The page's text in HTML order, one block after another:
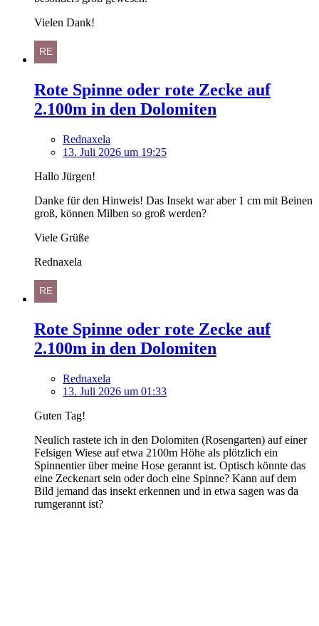
Vielen Dank!
Rote Spinne oder rote Zecke auf
2.100m in den Dolomiten
Rednaxela
13. Juli 2026 um 19:25
Hallo Jürgen!
Danke für den Hinweis! Das Insekt war aber 1 cm mit Beinen
groß, können Milben so groß werden?
Viele Grüße
Rednaxela
Rote Spinne oder rote Zecke auf
2.100m in den Dolomiten
Rednaxela
13. Juli 2026 um 01:33
Guten Tag!
Neulich rastete ich in den Dolomiten (Rosengarten) auf einer
Felsigen Wiese auf etwa 2100m Höhe als plötzlich ein
Spinnentier über meine Hose gerannt ist. Optisch könnte das
eine Zeckenart sein oder doch eine Spinne? Kann auf dem
Bild jemand das insekt erkennen und in etwa sagen was da
rumgerannt ist?